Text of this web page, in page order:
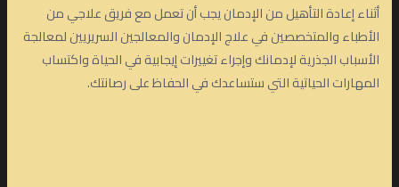
أثناء إعادة التأهيل من الإدمان يجب أن تعمل مع فريق علاجي من
الأطباء والمتخصصين في علاج الإدمان والمعالجين السريريين لمعالجة
الأسباب الجذرية لإدمانك وإجراء تغييرات إيجابية في الحياة واكتساب
المهارات الحياتية التي ستساعدك في الحفاظ على رصانتك.